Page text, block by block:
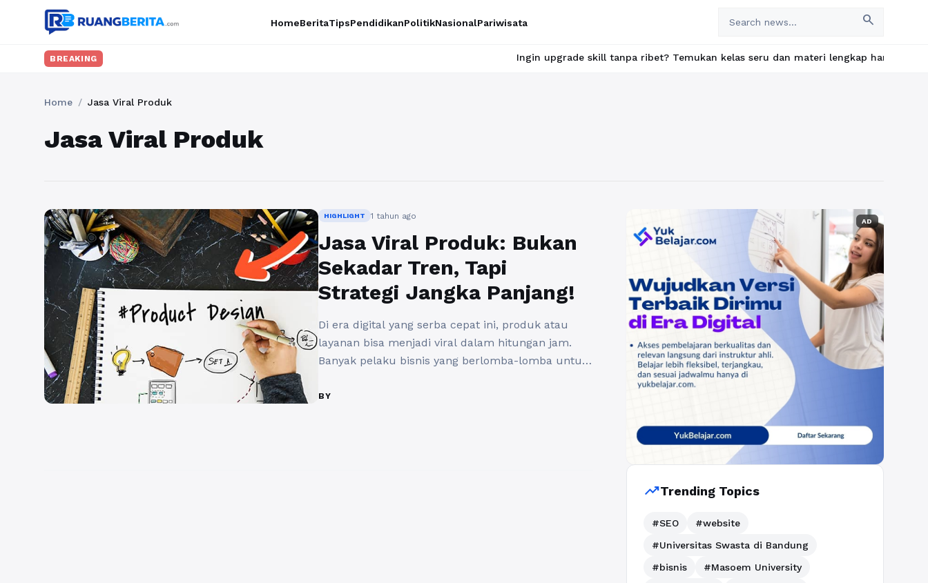
HomeBeritaTipsPendidikanPolitikNasionalPariwisata search
BREAKING Ingin upgrade skill tanpa ribet? Temukan kelas seru dan materi lengkap hanya di
Home / Jasa Viral Produk
Jasa Viral Produk
HIGHLIGHT 1 tahun ago
Jasa Viral Produk: Bukan
Sekadar Tren, Tapi
Strategi Jangka Panjang!
Di era digital yang serba cepat ini, produk atau
layanan bisa menjadi viral dalam hitungan jam.
Banyak pelaku bisnis yang berlomba-lomba untuk
cara yang populer adalah melalui Jasa Viral
BY
AD
trending_upTrending Topics
#SEO
#website
#Universitas Swasta di Bandung
#bisnis
#Masoem University